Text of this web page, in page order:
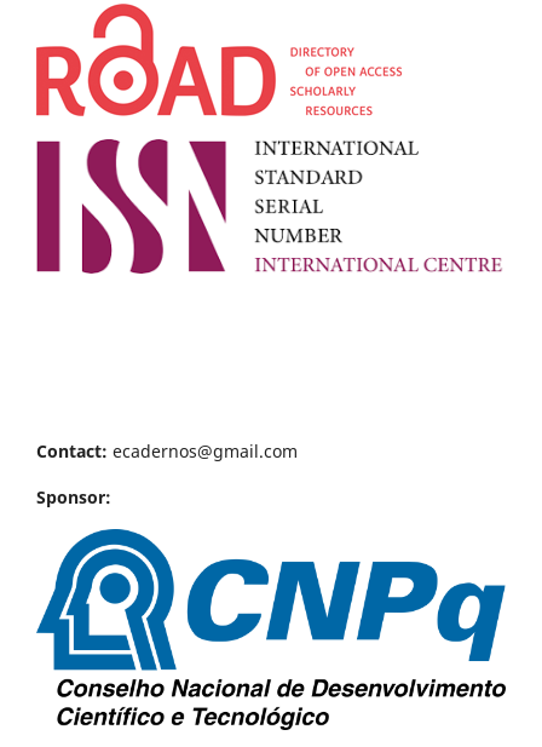
Contact: ecadernos@gmail.com
Sponsor: